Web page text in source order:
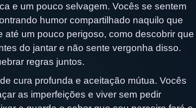
e um pouco selvagem. Vocês se sentem
humor compartilhado naquilo que
um pouco perigoso, como descobrir que
do jantar e não sente vergonha disso.
regras juntos.
cura profunda e aceitação mútua. Vocês
as imperfeições e viver sem pedir